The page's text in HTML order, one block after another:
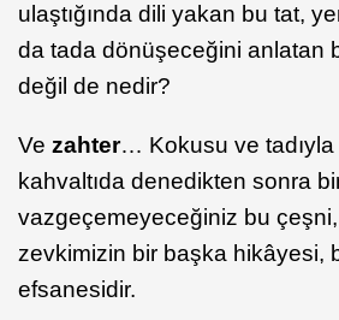
ulaştığında dili yakan bu tat,
da tada dönüşeceğini anlatan
değil de nedir?
Ve zahter… Kokusu ve tadıyla
kahvaltıda denedikten sonra
vazgeçemeyeceğiniz bu
zevkimizin bir başka hikâyesi,
efsanesidir.